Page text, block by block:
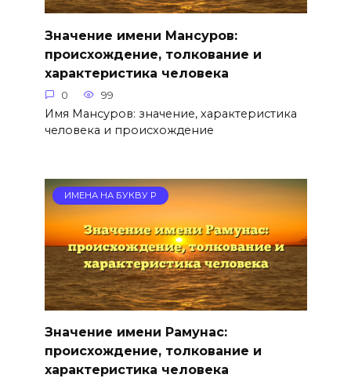
Значение имени Мансуров:
происхождение, толкование и
характеристика человека
0 99
Имя Мансуров: значение, характеристика
человека и происхождение
ИМЕНА НА БУКВУ Р
Значение имени Рамунас:
происхождение, толкование и
характеристика человека